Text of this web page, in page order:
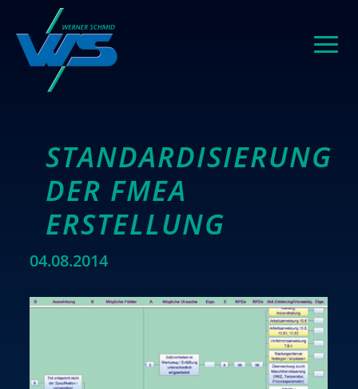
STANDARDISIERUNG
DER FMEA
ERSTELLUNG
04.08.2014